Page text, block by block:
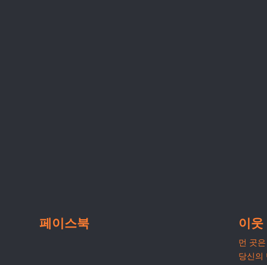
페이스북 이웃
먼 곳
당신의